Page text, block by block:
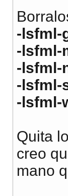
-lsfml-
-lsfml-
-lsfml-
-lsfml-
-lsfml-
Quita
creo
mano